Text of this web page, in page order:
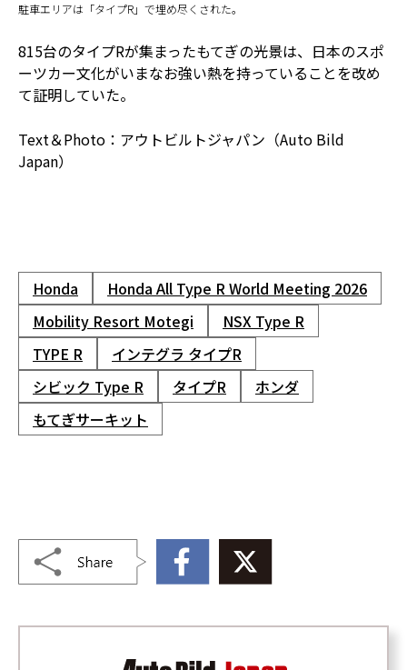
駐車エリアは「タイプR」で埋め尽くされた。
815台のタイプRが集まったもてぎの光景は、日本のスポ
ーツカー文化がいまなお強い熱を持っていることを改め
て証明していた。
Text＆Photo：アウトビルトジャパン（Auto Bild
Japan）
Honda
Honda All Type R World Meeting 2026
Mobility Resort Motegi
NSX Type R
TYPE R
インテグラ タイプR
シビック Type R
タイプR
ホンダ
もてぎサーキット